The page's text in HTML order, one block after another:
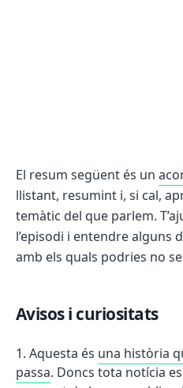
El resum següent és un
llistant, resumint i, si cal,
temàtic del que parlem.
l’episodi i entendre alguns
amb els quals podries no
Avisos i curiositats
Aquesta és una història
passa. Doncs tota notícia